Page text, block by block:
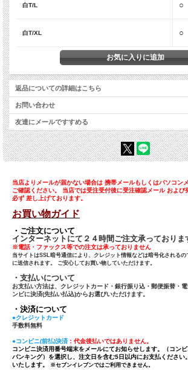
白T/L ○
白T/XL ○
返品についての詳細はこちら
お問い合わせ
友達にメールですすめる
当店よりメールが届かない場合は 携帯メールもしくはパソコン
ご確認ください。 当店では受注受付後に受注確認メール および
必ず 差し上げております。
お買い物ガイド
・ご注文について
インターネットにて２４時間ご注文承っておりま
※電話・ファックス等での注文は承っておりません
当サイトはSSL暗号通信により、クレジット情報などは暗号化される
に送信されます。 ご安心してお買い物していただけます。
・支払いについて
お支払い方法は、クレジットカード・銀行振り込・郵便振替・
ンビに決済(先払い払込)からお選びいただけます。
・決済について
●クレジットカード
手数料無料
●コンビニ(前払)決済 ：代金後払いではありません。
コンビニ決済用番号端末をメールにてお知らせします。（コン
バンキング）を選択し、注文日を含む5日以内にお支払ください
いたします。
※セブンイレブンではご利用できません。